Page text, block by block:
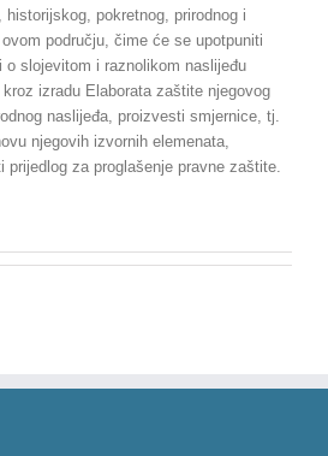
pokretnog, prirodnog i
području, čime će se upotpuniti
o slojevitom i raznolikom naslijeđu
izradu Elaborata zaštite njegovog
naslijeđa, proizvesti smjernice, tj.
njegovih izvornih elemenata,
prijedlog za proglašenje pravne zaštite.